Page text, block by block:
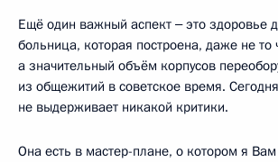
Ещё один важный аспект ‒ это здоровье
больница, которая построена, даже не то
а значительный объём корпусов
из общежитий в советское время.
не выдерживает никакой критики.
Она есть в мастер-плане, о котором я